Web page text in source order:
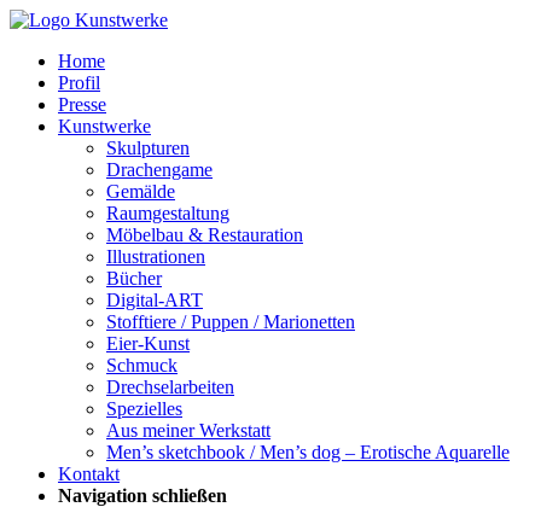
Home
Profil
Presse
Kunstwerke
Skulpturen
Drachengame
Gemälde
Raumgestaltung
Möbelbau & Restauration
Illustrationen
Bücher
Digital-ART
Stofftiere / Puppen / Marionetten
Eier-Kunst
Schmuck
Drechselarbeiten
Spezielles
Aus meiner Werkstatt
Men’s sketchbook / Men’s dog – Erotische Aquarelle
Kontakt
Navigation schließen